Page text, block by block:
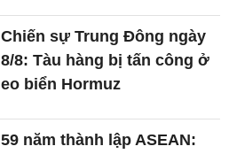
Chiến sự Trung Đông ngày
8/8: Tàu hàng bị tấn công ở
eo biển Hormuz
59 năm thành lập ASEAN: